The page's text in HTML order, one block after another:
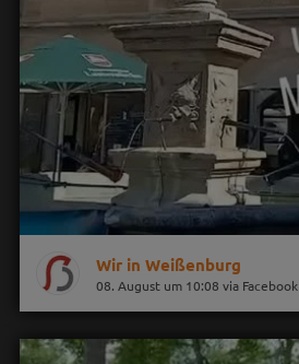
Wir in Weißenburg
08. August um 10:08 via Facebook